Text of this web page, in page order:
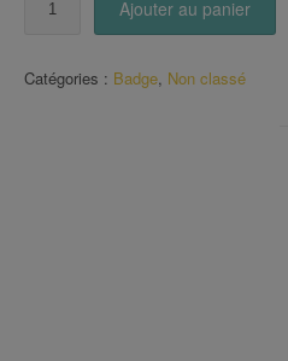
coeur
Ajouter au panier
Catégories : Badge, Non classé